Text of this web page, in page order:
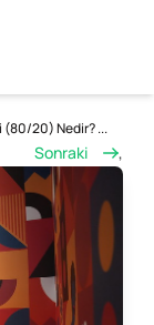
(80/20) Nedir? ...
Sonraki ,